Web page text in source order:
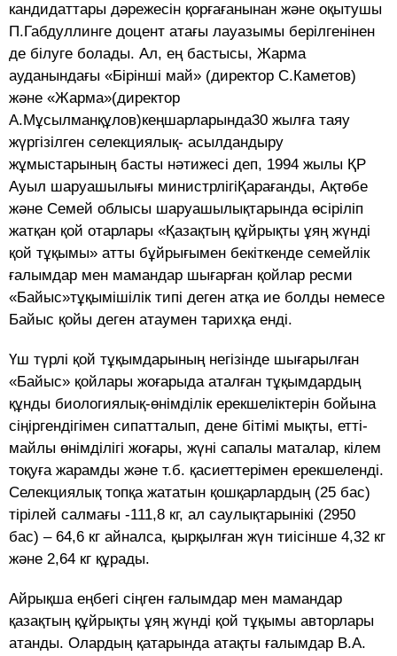
кандидаттары дәрежесін қорғағанынан және оқытушы
П.Габдуллинге доцент атағы лауазымы берілгенінен
де білуге болады. Ал, ең бастысы, Жарма
ауданындағы «Бірінші май» (директор С.Каметов)
және «Жарма»(директор
А.Мұсылманқұлов)кеңшарларында30 жылға таяу
жүргізілген селекциялық- асылдандыру
жұмыстарының басты нәтижесі деп, 1994 жылы ҚР
Ауыл шаруашылығы министрлігіҚарағанды, Ақтөбе
және Семей облысы шаруашылықтарында өсіріліп
жатқан қой отарлары «Қазақтың құйрықты ұяң жүнді
қой тұқымы» атты бұйрығымен бекіткенде семейлік
ғалымдар мен мамандар шығарған қойлар ресми
«Байыс»тұқымішілік типі деген атқа ие болды немесе
Байыс қойы деген атаумен тарихқа енді.
Үш түрлі қой тұқымдарының негізінде шығарылған
«Байыс» қойлары жоғарыда аталған тұқымдардың
құнды биологиялық-өнімділік ерекшеліктерін бойына
сіңіргендігімен сипатталып, дене бітімі мықты, етті-
майлы өнімділігі жоғары, жүні сапалы маталар, кілем
тоқуға жарамды және т.б. қасиеттерімен ерекшеленді.
Селекциялық топқа жататын қошқарлардың (25 бас)
тірілей салмағы -111,8 кг, ал саулықтарынікі (2950
бас) – 64,6 кг айналса, қырқылған жүн тиісінше 4,32 кг
және 2,64 кг құрады.
Айрықша еңбегі сіңген ғалымдар мен мамандар
қазақтың құйрықты ұяң жүнді қой тұқымы авторлары
атанды. Олардың қатарында атақты ғалымдар В.А.